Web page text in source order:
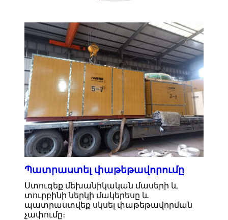
Պատրաստել փաթեթավորումը
Ստուգեք մեխանիկական մասերի և
տուրբինի ներկի մակերեսը և
պատրաստվեք սկսել փաթեթավորման
չափումը։